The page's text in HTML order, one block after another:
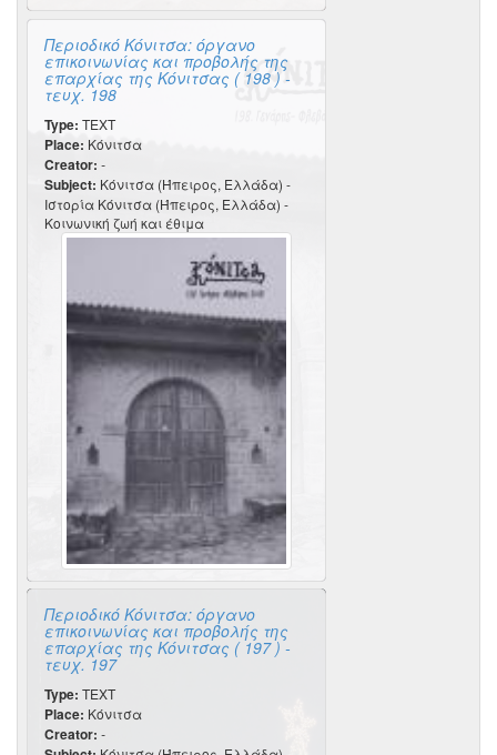
Περιοδικό Κόνιτσα: όργανο
επικοινωνίας και προβολής της
επαρχίας της Κόνιτσας ( 198 ) -
τευχ. 198
Type: TEXT
Place: Κόνιτσα
Creator: -
Subject: Κόνιτσα (Ήπειρος, Ελλάδα) -
Ιστορία Κόνιτσα (Ήπειρος, Ελλάδα) -
Κοινωνική ζωή και έθιμα
Περιοδικό Κόνιτσα: όργανο
επικοινωνίας και προβολής της
επαρχίας της Κόνιτσας ( 197 ) -
τευχ. 197
Type: TEXT
Place: Κόνιτσα
Creator: -